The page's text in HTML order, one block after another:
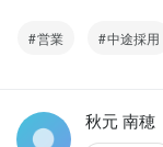
営業 中途採用
秋元 南穂